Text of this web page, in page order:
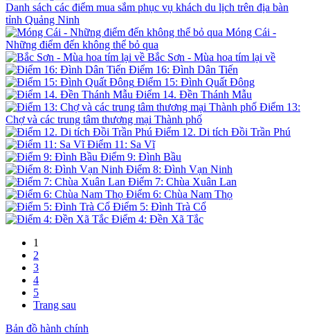
Danh sách các điểm mua sắm phục vụ khách du lịch trên địa bàn
tỉnh Quảng Ninh
Móng Cái -
Những điểm đến không thể bỏ qua
Bắc Sơn - Mùa hoa tím lại về
Điểm 16: Đình Dân Tiến
Điểm 15: Đình Quất Đông
Điểm 14. Đền Thánh Mẫu
Điểm 13:
Chợ và các trung tâm thương mại Thành phố
Điểm 12. Di tích Đồi Trần Phú
Điểm 11: Sa Vĩ
Điểm 9: Đình Bầu
Điểm 8: Đình Vạn Ninh
Điểm 7: Chùa Xuân Lan
Điểm 6: Chùa Nam Thọ
Điểm 5: Đình Trà Cổ
Điểm 4: Đền Xã Tắc
1
2
3
4
5
Trang sau
Bản đồ hành chính